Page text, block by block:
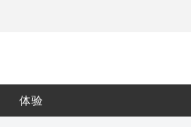
体验